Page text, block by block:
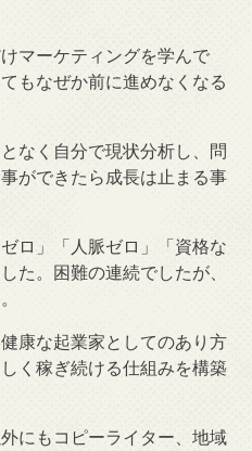
マーケティングを学んで
もなぜか前に進めなくなる
なく自分で現状分析し、問
ができたら成長は止まる事
ロ」「人脈ゼロ」「資格な
た。困難の連続でしたが、
康な起業家としてのあり方
く稼ぎ続ける仕組みを構築
にもコピーライター、地域